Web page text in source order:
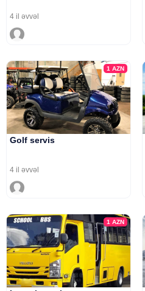
4 il əvvəl
1AZN
Golf servis
4 il əvvəl
1AZN